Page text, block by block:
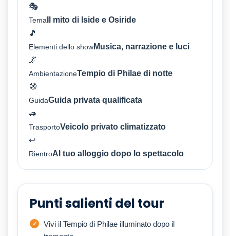
🎭
Tema Il mito di Iside e Osiride
🎵
Elementi dello showMusica, narrazione e luci
🌌
AmbientazioneTempio di Philae di notte
🧭
GuidaGuida privata qualificata
🚙
TrasportoVeicolo privato climatizzato
↩
RientroAl tuo alloggio dopo lo spettacolo
Punti salienti del tour
Vivi il Tempio di Philae illuminato dopo il